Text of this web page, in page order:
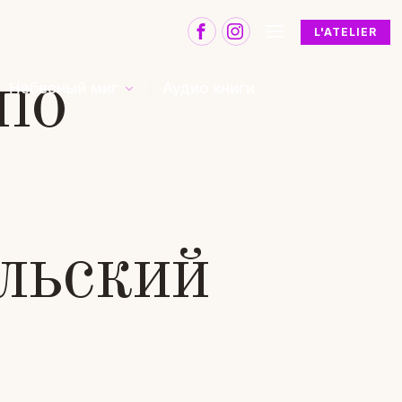
L'ATELIER
Небесный миг